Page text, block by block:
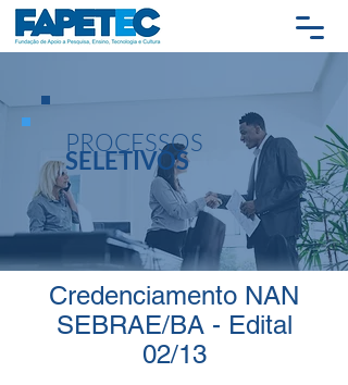
SELETIVOS
PROCESSOS
Credenciamento NAN
SEBRAE/BA - Edital
02/13